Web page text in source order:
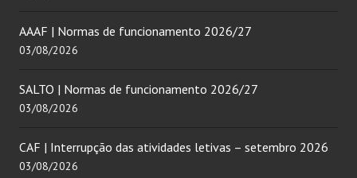
AAAF | Normas de funcionamento 2026/27
03/08/2026
SALTO | Normas de funcionamento 2026/27
03/08/2026
CAF | Interrupção das atividades letivas – setembro 2026
03/08/2026